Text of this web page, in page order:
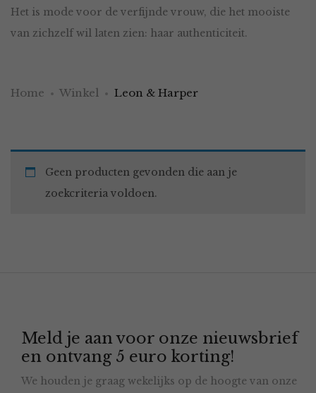
Het is mode voor de verfijnde vrouw, die het mooiste
van zichzelf wil laten zien: haar authenticiteit.
Home Winkel Leon & Harper
Geen producten gevonden die aan je
zoekcriteria voldoen.
Meld je aan voor onze nieuwsbrief
en ontvang 5 euro korting!
We houden je graag wekelijks op de hoogte van onze